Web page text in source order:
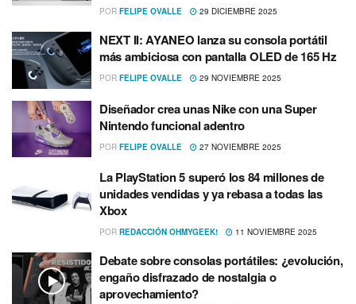
POR FELIPE OVALLE 29 DICIEMBRE 2025
NEXT II: AYANEO lanza su consola portátil
más ambiciosa con pantalla OLED de 165 Hz
POR FELIPE OVALLE 29 NOVIEMBRE 2025
Diseñador crea unas Nike con una Super
Nintendo funcional adentro
POR FELIPE OVALLE 27 NOVIEMBRE 2025
La PlayStation 5 superó los 84 millones de
unidades vendidas y ya rebasa a todas las
Xbox
POR REDACCIÓN OHMYGEEK! 11 NOVIEMBRE 2025
Debate sobre consolas portátiles: ¿evolución,
engaño disfrazado de nostalgia o
aprovechamiento?